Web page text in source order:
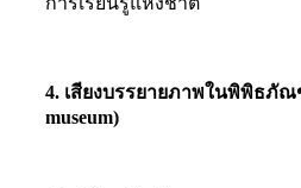
museum)